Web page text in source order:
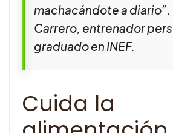
machacándote a diario”.
Carrero, entrenador
graduado en INEF.
Cuida la